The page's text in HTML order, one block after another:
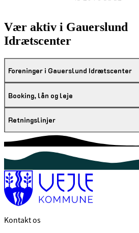
Vær aktiv i Gauerslund
Idrætscenter
Foreninger i Gauerslund Idrætscenter
Booking, lån og leje
Retningslinjer
Kontakt os